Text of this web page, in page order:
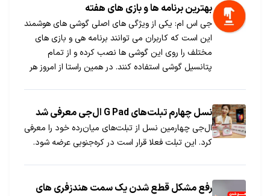
بهترین برنامه ها و بازی های هفته
جی اس ام: یکی از ویژگی های اصلی گوشی های هوشمند
این است که کاربران می توانند برنامه هی و بازی های
مختلف را روی این گوشی ها نصب کرده و از تمام
پتانسیل گوشی استفاده کنند. در همین راستا از امروز هر
نسل چهارم تبلت‌های G Pad ال‌جی معرفی شد
ال‌جی چهارمین نسل از تبلت‌های میان‌رده خود را معرفی
کرد. این تبلت فعلا قرار است در کره‌جنوبی عرضه شود.
رفع مشکل قطع شدن یک سمت هندزفری های